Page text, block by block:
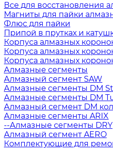
Все для восстановления
Магниты для пайки
Флюс для пайки
Припой в прутках и
Корпуса алмазных
Корпуса алмазных
Корпуса алмазных
Алмазные сегменты
Алмазный сегмент SAW
Алмазные сегменты DM
Алмазные сегменты DM
Алмазный сегмент DM
Алмазные сегменты ARIX
--Алмазные сегменты DRY
Алмазный сегмент AERO
Комплектующие для